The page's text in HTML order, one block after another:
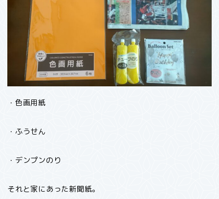
・色画用紙
・ふうせん
・デンプンのり
それと家にあった新聞紙。